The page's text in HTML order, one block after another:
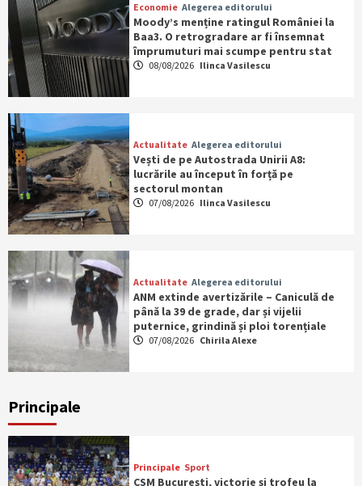
Economie Alegerea editorului
Moody’s menține ratingul României la
Baa3. O retrogradare ar fi însemnat
împrumuturi mai scumpe pentru stat
08/08/2026 Ilinca Vasilescu
Actualitate Alegerea editorului
Vești de pe Autostrada Unirii A8:
lucrările au început în forță pe
sectorul montan
07/08/2026 Ilinca Vasilescu
Actualitate Alegerea editorului
ANM extinde avertizările – Caniculă de
până la 39 de grade, dar și vijelii
puternice, grindină și ploi torențiale
07/08/2026 Chirila Alexe
Principale
Principale Sport
CSM București, victorie și trofeu la